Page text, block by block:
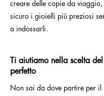
creare delle copie da viaggio,
sicuro i gioielli più preziosi
a indossarli.
Ti aiutiamo nella scelta
perfetto
Non sai da dove partire per il